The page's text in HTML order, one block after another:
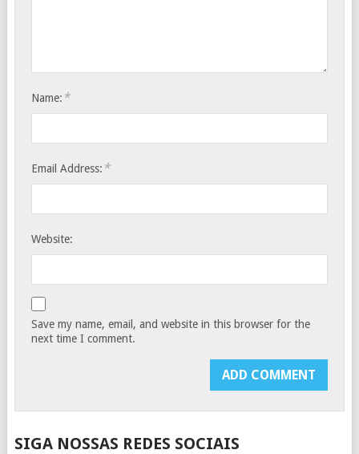
Name: *
Email Address: *
Website:
Save my name, email, and website in this browser for the
next time I comment.
SIGA NOSSAS REDES SOCIAIS